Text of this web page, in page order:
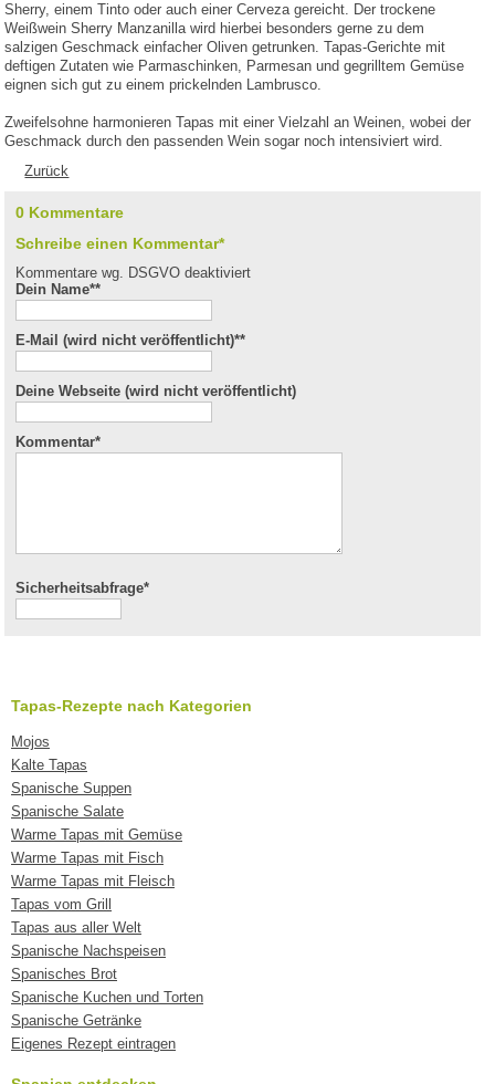
Sherry, einem Tinto oder auch einer Cerveza gereicht. Der trockene
Weißwein Sherry Manzanilla wird hierbei besonders gerne zu dem
salzigen Geschmack einfacher Oliven getrunken. Tapas-Gerichte mit
deftigen Zutaten wie Parmaschinken, Parmesan und gegrilltem Gemüse
eignen sich gut zu einem prickelnden Lambrusco.
Zweifelsohne harmonieren Tapas mit einer Vielzahl an Weinen, wobei der
Geschmack durch den passenden Wein sogar noch intensiviert wird.
Zurück
0 Kommentare
Schreibe einen Kommentar*
Kommentare wg. DSGVO deaktiviert
Dein Name**
E-Mail (wird nicht veröffentlicht)**
Deine Webseite (wird nicht veröffentlicht)
Kommentar*
Sicherheitsabfrage*
Tapas-Rezepte nach Kategorien
Mojos
Kalte Tapas
Spanische Suppen
Spanische Salate
Warme Tapas mit Gemüse
Warme Tapas mit Fisch
Warme Tapas mit Fleisch
Tapas vom Grill
Tapas aus aller Welt
Spanische Nachspeisen
Spanisches Brot
Spanische Kuchen und Torten
Spanische Getränke
Eigenes Rezept eintragen